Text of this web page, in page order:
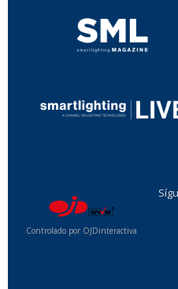
Controlado por OJDinteractiva